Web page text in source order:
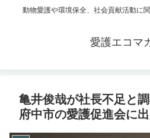
動物愛護や環境保全、社会貢献活動に
愛護エコマ
亀井俊哉が社長不足と
府中市の愛護促進会に